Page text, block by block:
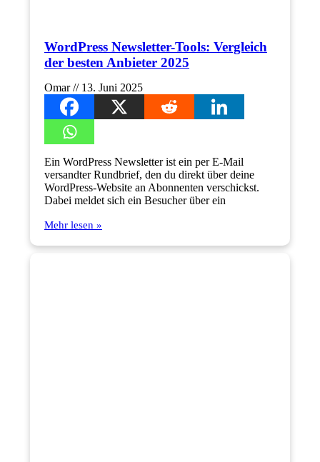
WordPress Newsletter-Tools: Vergleich
der besten Anbieter 2025
Omar 13. Juni 2025
Ein WordPress Newsletter ist ein per E-Mail
versandter Rundbrief, den du direkt über deine
WordPress-Website an Abonnenten verschickst.
Dabei meldet sich ein Besucher über ein
Mehr lesen »